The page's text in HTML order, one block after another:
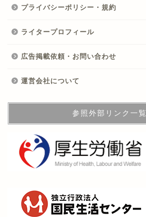
プライバシーポリシー・規約
ライタープロフィール
広告掲載依頼・お問い合わせ
運営会社について
参照外部リンク一覧